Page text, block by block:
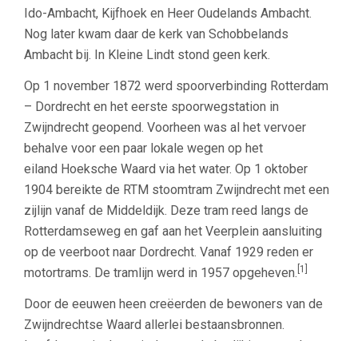
Ido-Ambacht, Kijfhoek en Heer Oudelands Ambacht.
Nog later kwam daar de kerk van Schobbelands
Ambacht bij. In Kleine Lindt stond geen kerk.
Op 1 november 1872 werd spoorverbinding Rotterdam
– Dordrecht en het eerste spoorwegstation in
Zwijndrecht geopend. Voorheen was al het vervoer
behalve voor een paar lokale wegen op het
eiland Hoeksche Waard via het water. Op 1 oktober
1904 bereikte de RTM stoomtram Zwijndrecht met een
zijlijn vanaf de Middeldijk. Deze tram reed langs de
Rotterdamseweg en gaf aan het Veerplein aansluiting
op de veerboot naar Dordrecht. Vanaf 1929 reden er
motortrams. De tramlijn werd in 1957 opgeheven. [1]
Door de eeuwen heen creëerden de bewoners van de
Zwijndrechtse Waard allerlei bestaansbronnen.